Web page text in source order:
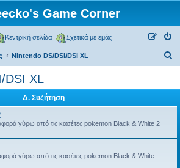
Game Corner
Κεντρική σελίδα Σχετικά με εμάς
Nintendo DS/DSI/DSI XL
DSI XL
Δ. Συζήτηση
γύρω από τις κασέτες pokemon Black & White 2
γύρω από τις κασέτες pokemon Black & White